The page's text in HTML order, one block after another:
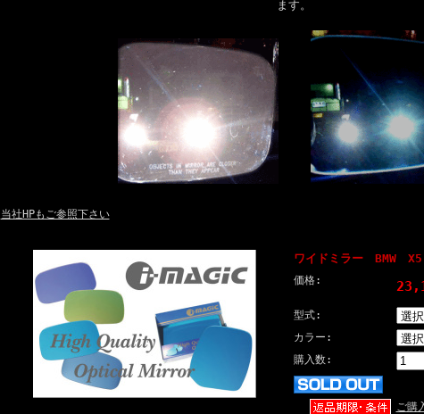
ます。
当社HPもご参照下さい
ワイドミラー BMW
価格:
型式:
カラー:
購入数:
ご購